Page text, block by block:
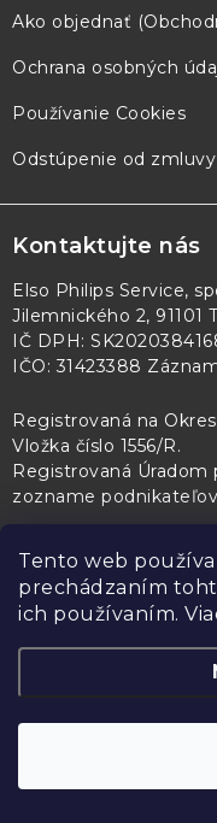
Tento web
prechádzaním
ich používaním.
Ako objednať
Ochrana osobných
Používanie Cookies
Odstúpenie od zmluvy
Kontaktujte nás
Elso Philips Service,
Jilemnického 2, 91101
IČ DPH:
IČO: 31423388
Registrovaná na
Vložka číslo 1556/R.
Registrovaná Úradom
zozname podnikateľov
PL Servis Kontroltech
Copyright 2026